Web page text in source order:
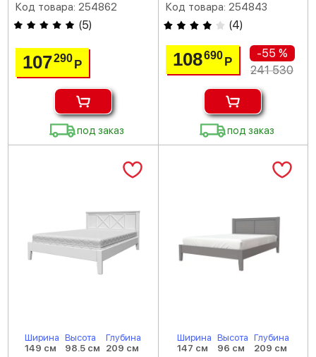
Код товара: 254862
(5)
107290 Р
под заказ
Код товара: 254843
(4)
108690 Р
-55 %
241 530
под заказ
Ширина
149 см
Высота
98.5 см
Глубина
209 см
Ширина
147 см
Высота
96 см
Глубина
209 см